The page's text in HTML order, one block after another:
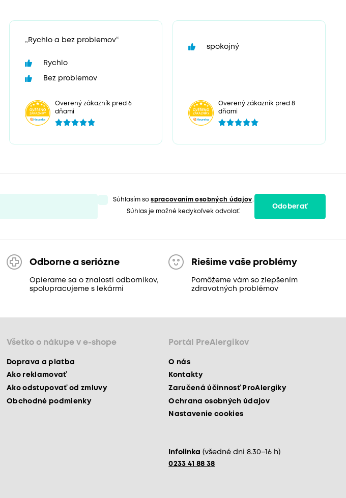
„Rychlo a bez problemov“
Rychlo
Bez problemov
Overený zákazník pred 6
dňami
spokojný
Overený zákazník pred 8
dňami
Súhlasím sospracovaním osobných údajov.
Súhlas je možné kedykoľvek odvolať.
Odoberať
Odborne a seriózne
Opierame sa o znalosti odborníkov,
spolupracujeme s lekármi
Riešime vaše problémy
Pomôžeme vám so zlepšením
zdravotných problémov
Všetko o nákupe v e-shope
Doprava a platba
Ako reklamovať
Ako odstupovať od zmluvy
Obchodné podmienky
Portál PreAlergikov
O nás
Kontakty
Zaručená účinnosť ProAlergiky
Ochrana osobných údajov
Nastavenie cookies
Infolinka (všedné dni 8.30–16 h)
0233 41 88 38